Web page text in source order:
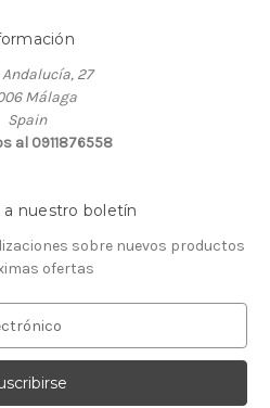
Andalucía, 27
Málaga
Spain
al 0911876558
a nuestro boletín
sobre nuevos productos
ofertas